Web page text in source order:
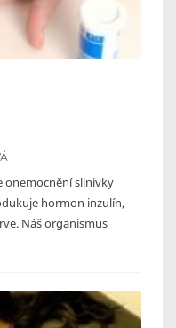
onemocnění slinivky
hormon inzulín,
Náš organismus